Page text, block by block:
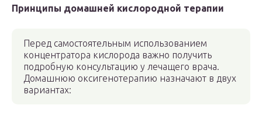
Принципы домашней кислородной терапии
Перед самостоятельным использованием
концентратора кислорода важно получить
подробную консультацию у лечащего врача.
Домашнюю оксигенотерапию назначают в двух
вариантах: